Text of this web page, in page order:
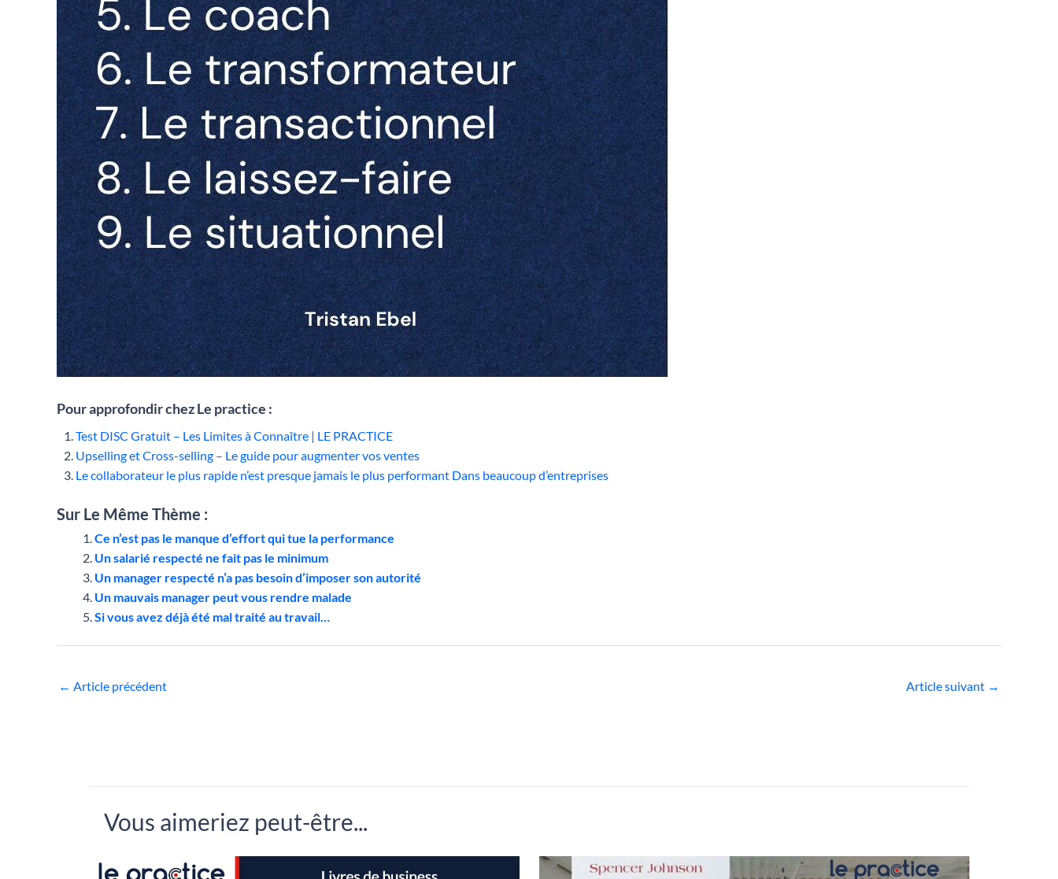
Pour approfondir chez Le practice :
Test DISC Gratuit – Les Limites à Connaître | LE PRACTICE
Upselling et Cross-selling – Le guide pour augmenter vos ventes
Le collaborateur le plus rapide n’est presque jamais le plus performant Dans beaucoup d’entreprises
Sur Le Même Thème :
Ce n’est pas le manque d’effort qui tue la performance
Un salarié respecté ne fait pas le minimum
Un manager respecté n’a pas besoin d’imposer son autorité
Un mauvais manager peut vous rendre malade
Si vous avez déjà été mal traité au travail…
← Article précédent Article suivant →
Vous aimeriez peut-être...